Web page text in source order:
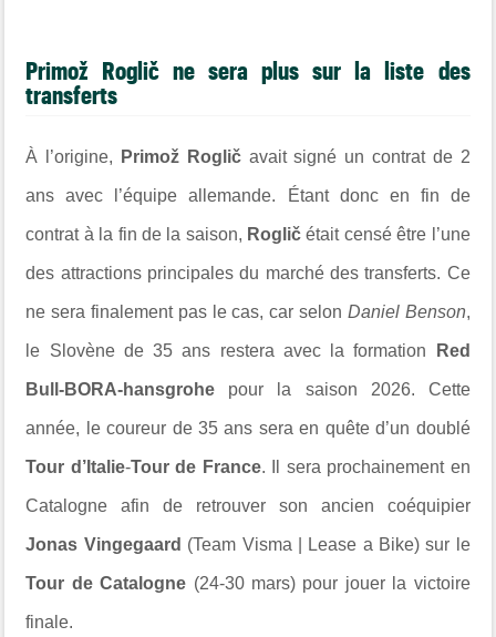
Primož Roglič ne sera plus sur la liste des
transferts
À l’origine, Primož Rogličavait signé un contrat de 2
ans avec l’équipe allemande. Étant donc en fin de
contrat à la fin de la saison, Roglič était censé être l’une
des attractions principales du marché des transferts. Ce
ne sera finalement pas le cas, car selon Daniel Benson,
le Slovène de 35 ans restera avec la formation Red
Bull-BORA-hansgrohe pour la saison 2026. Cette
année, le coureur de 35 ans sera en quête d’un doublé
Tour d’Italie-Tour de France. Il sera prochainement en
Catalogne afin de retrouver son ancien coéquipier
Jonas Vingegaard (Team Visma | Lease a Bike) sur le
Tour de Catalogne (24-30 mars) pour jouer la victoire
finale.